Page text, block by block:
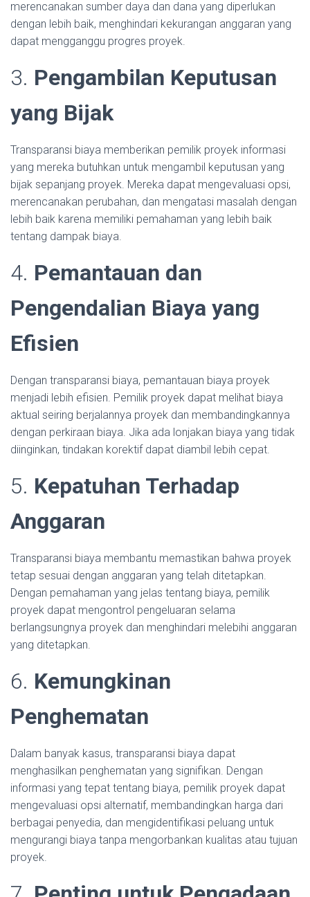
merencanakan sumber daya dan dana yang diperlukan
dengan lebih baik, menghindari kekurangan anggaran yang
dapat mengganggu progres proyek.
3. Pengambilan Keputusan
yang Bijak
Transparansi biaya memberikan pemilik proyek informasi
yang mereka butuhkan untuk mengambil keputusan yang
bijak sepanjang proyek. Mereka dapat mengevaluasi opsi,
merencanakan perubahan, dan mengatasi masalah dengan
lebih baik karena memiliki pemahaman yang lebih baik
tentang dampak biaya.
4. Pemantauan dan
Pengendalian Biaya yang
Efisien
Dengan transparansi biaya, pemantauan biaya proyek
menjadi lebih efisien. Pemilik proyek dapat melihat biaya
aktual seiring berjalannya proyek dan membandingkannya
dengan perkiraan biaya. Jika ada lonjakan biaya yang tidak
diinginkan, tindakan korektif dapat diambil lebih cepat.
5. Kepatuhan Terhadap
Anggaran
Transparansi biaya membantu memastikan bahwa proyek
tetap sesuai dengan anggaran yang telah ditetapkan.
Dengan pemahaman yang jelas tentang biaya, pemilik
proyek dapat mengontrol pengeluaran selama
berlangsungnya proyek dan menghindari melebihi anggaran
yang ditetapkan.
6. Kemungkinan
Penghematan
Dalam banyak kasus, transparansi biaya dapat
menghasilkan penghematan yang signifikan. Dengan
informasi yang tepat tentang biaya, pemilik proyek dapat
mengevaluasi opsi alternatif, membandingkan harga dari
berbagai penyedia, dan mengidentifikasi peluang untuk
mengurangi biaya tanpa mengorbankan kualitas atau tujuan
proyek.